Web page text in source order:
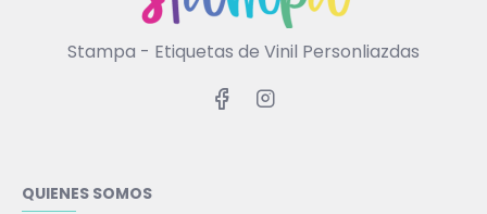
Stampa - Etiquetas de Vinil Personliazdas
QUIENES SOMOS